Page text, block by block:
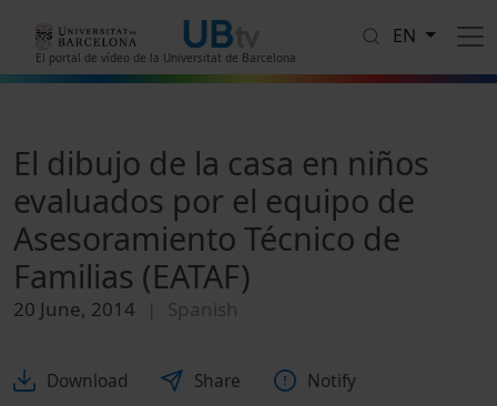
El portal de vídeo de la Universitat de Barcelona
EN
El dibujo de la casa en niños
evaluados por el equipo de
Asesoramiento Técnico de
Familias (EATAF)
20 June, 2014 Spanish
Download Share Notify